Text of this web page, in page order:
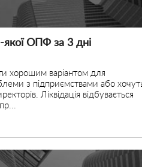
якої ОПФ за 3 дні
хорошим варіантом для
з підприємствами або
Ліквідація відбувається